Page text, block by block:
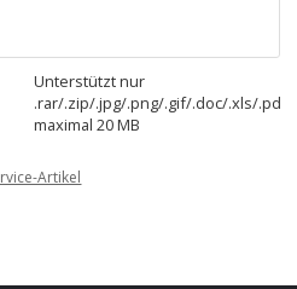
Unterstützt nur
.rar/.zip/.jpg/.png/.gif/.doc/.xls/.pdf,
maximal 20 MB
Artikel